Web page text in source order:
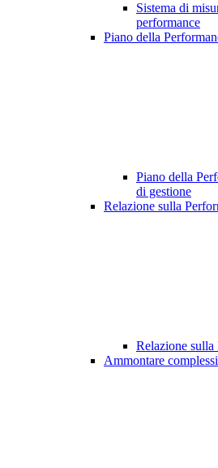
Sistema di
performance
Piano della
Piano della
di gestione
Relazione sulla
Relazione sulla
Ammontare